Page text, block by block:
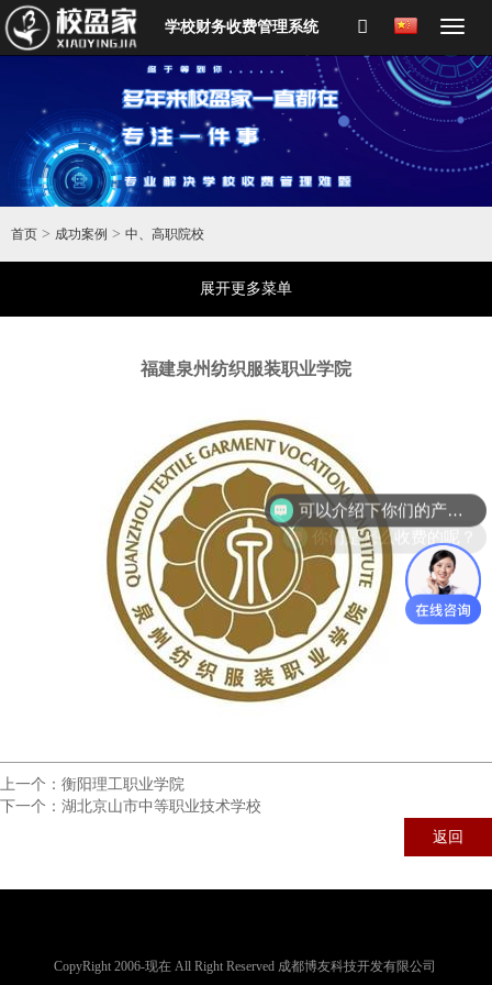
学校财务收费管理系统
首页 > 成功案例 > 中、高职院校
展开更多菜单
福建泉州纺织服装职业学院
上一个： 衡阳理工职业学院
下一个： 湖北京山市中等职业技术学校
返回
CopyRight 2006-现在 All Right Reserved 成都博友科技开发有限公司
你们是怎么收费的呢？